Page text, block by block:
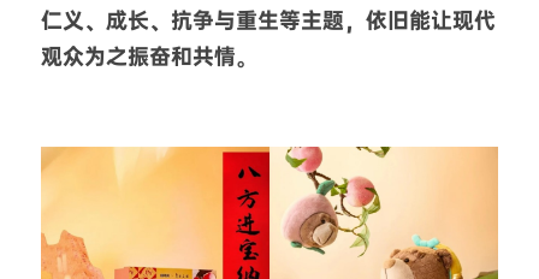
仁义、成长、抗争与重生等主题，依旧能让现代
观众为之振奋和共情。